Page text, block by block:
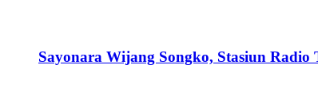
Sayonara Wijang Songko, Stasiun